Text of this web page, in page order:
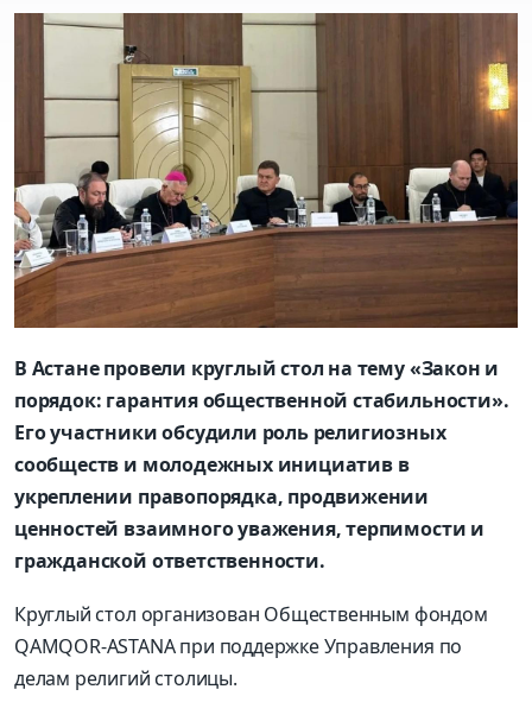
В Астане провели круглый стол на тему «Закон и
порядок: гарантия общественной стабильности».
Его участники обсудили роль религиозных
сообществ и молодежных инициатив в
укреплении правопорядка, продвижении
ценностей взаимного уважения, терпимости и
гражданской ответственности.
Круглый стол организован Общественным фондом
QAMQOR-ASTANA при поддержке Управления по
делам религий столицы.